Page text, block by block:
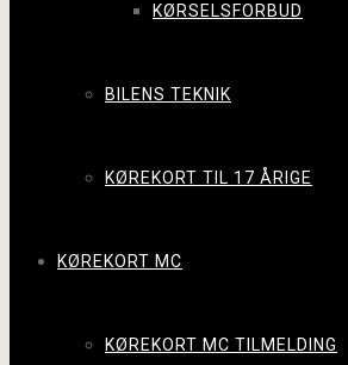
KØRSELSFORBUD
BILENS TEKNIK
KØREKORT TIL 17 ÅRIGE
KØREKORT MC
KØREKORT MC TILMELDING